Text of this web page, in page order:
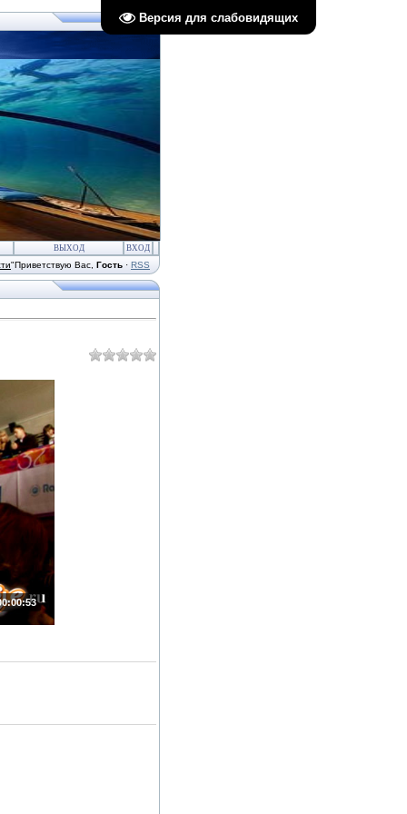
Версия для слабовидящих
ВЫХОД ВХОД
"Приветствую Вас Гость · RSS